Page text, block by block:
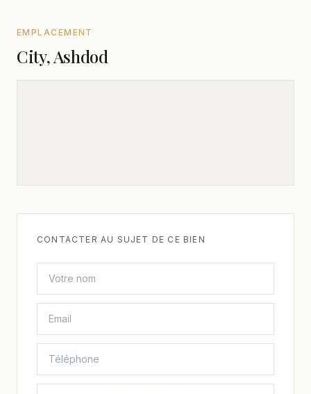
EMPLACEMENT
City, Ashdod
CONTACTER AU SUJET DE CE BIEN